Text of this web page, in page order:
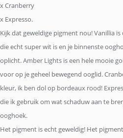
x Cranberry
x Expresso.
Kijk dat geweldige pigment nou! Vanillia
die echt super wit is en je binnenste
oplicht. Amber Lights is een hele mooie
voor op je geheel bewegend ooglid.
kleur, ik ben dol op bordeaux rood!
die ik gebruik om wat schaduw aan te
ooghoek.
Het pigment is echt geweldig! Het